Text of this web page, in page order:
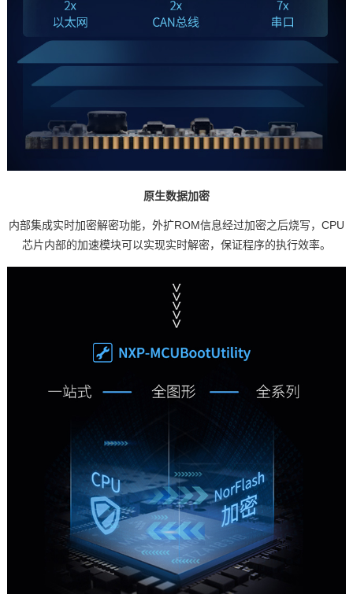
原生数据加密
内部集成实时加密解密功能，外扩ROM信息经过加密之后烧写，CPU
芯片内部的加速模块可以实现实时解密，保证程序的执行效率。